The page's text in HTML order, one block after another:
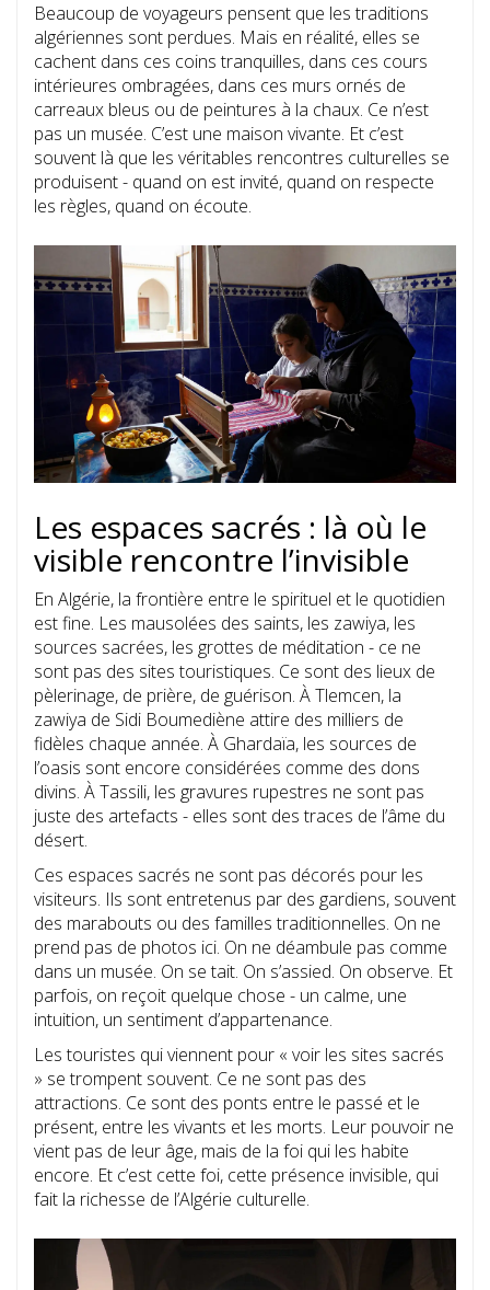
Beaucoup de voyageurs pensent que les traditions
algériennes sont perdues. Mais en réalité, elles se
cachent dans ces coins tranquilles, dans ces cours
intérieures ombragées, dans ces murs ornés de
carreaux bleus ou de peintures à la chaux. Ce n’est
pas un musée. C’est une maison vivante. Et c’est
souvent là que les véritables rencontres culturelles se
produisent - quand on est invité, quand on respecte
les règles, quand on écoute.
Les espaces sacrés : là où le
visible rencontre l’invisible
En Algérie, la frontière entre le spirituel et le quotidien
est fine. Les mausolées des saints, les zawiya, les
sources sacrées, les grottes de méditation - ce ne
sont pas des sites touristiques. Ce sont des lieux de
pèlerinage, de prière, de guérison. À Tlemcen, la
zawiya de Sidi Boumediène attire des milliers de
fidèles chaque année. À Ghardaïa, les sources de
l’oasis sont encore considérées comme des dons
divins. À Tassili, les gravures rupestres ne sont pas
juste des artefacts - elles sont des traces de l’âme du
désert.
Ces espaces sacrés ne sont pas décorés pour les
visiteurs. Ils sont entretenus par des gardiens, souvent
des marabouts ou des familles traditionnelles. On ne
prend pas de photos ici. On ne déambule pas comme
dans un musée. On se tait. On s’assied. On observe. Et
parfois, on reçoit quelque chose - un calme, une
intuition, un sentiment d’appartenance.
Les touristes qui viennent pour « voir les sites sacrés
» se trompent souvent. Ce ne sont pas des
attractions. Ce sont des ponts entre le passé et le
présent, entre les vivants et les morts. Leur pouvoir ne
vient pas de leur âge, mais de la foi qui les habite
encore. Et c’est cette foi, cette présence invisible, qui
fait la richesse de l’Algérie culturelle.